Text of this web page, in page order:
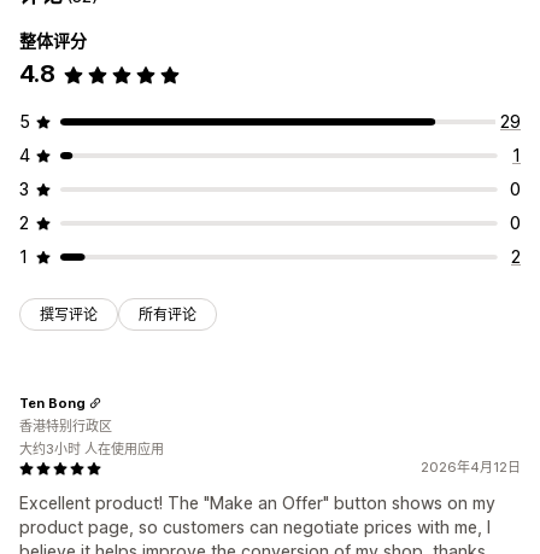
整体评分
4.8
5
29
4
1
3
0
2
0
1
2
撰写评论 所有评论
2026年4月12日
Excellent product! The "Make an Offer" button shows on my
product page, so customers can negotiate prices with me, I
Ten Bong
香港特别行政区
大约3小时 人在使用应用